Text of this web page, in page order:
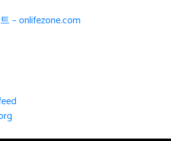
– onlifezone.com